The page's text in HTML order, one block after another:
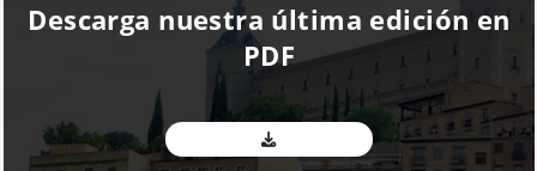
Descarga nuestra última edición en
PDF